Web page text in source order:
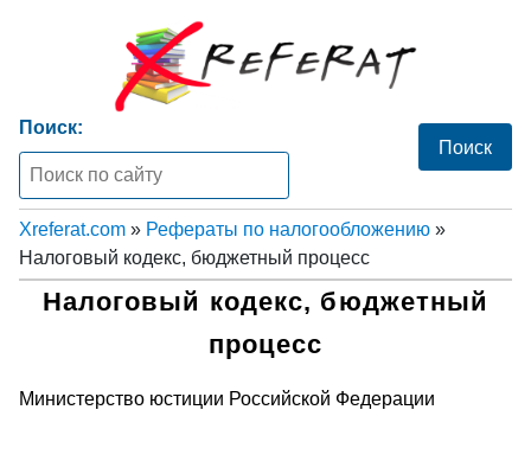
Поиск:
Xreferat.com » Рефераты по налогообложению »
Налоговый кодекс, бюджетный процесс
Налоговый кодекс, бюджетный
процесс
Министерство юстиции Российской Федерации